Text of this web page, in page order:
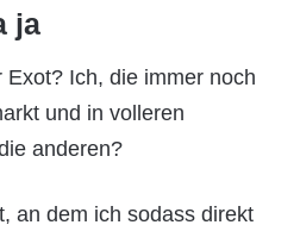
ja
Ich, die immer noch
und in volleren
anderen?
an dem ich sodass direkt